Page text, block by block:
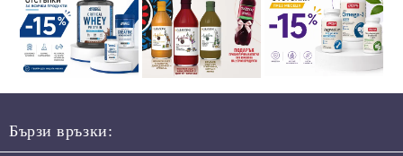
Бързи връзки: